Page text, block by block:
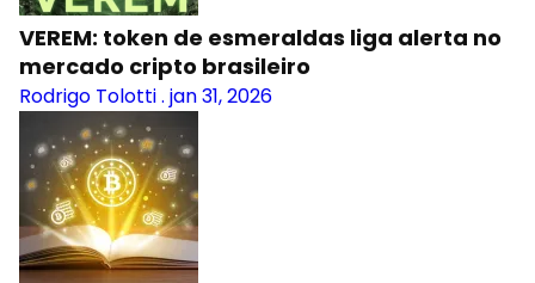
VEREM: token de esmeraldas liga alerta no
mercado cripto brasileiro
Rodrigo Tolotti. jan 31, 2026